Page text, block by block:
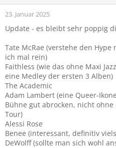
23. Januar 2025
Update - es bleibt sehr poppig
Tate McRae (verstehe den
ich mal rein)
Faithless (wie das ohne Maxi
eine Medley der ersten 3 Alben)
The Academic
Adam Lambert (eine Queer-
Bühne gut abrocken, nicht
Tour)
Alessi Rose
Benee (interessant, definitiv
DeWolff (sollte man sich wohl